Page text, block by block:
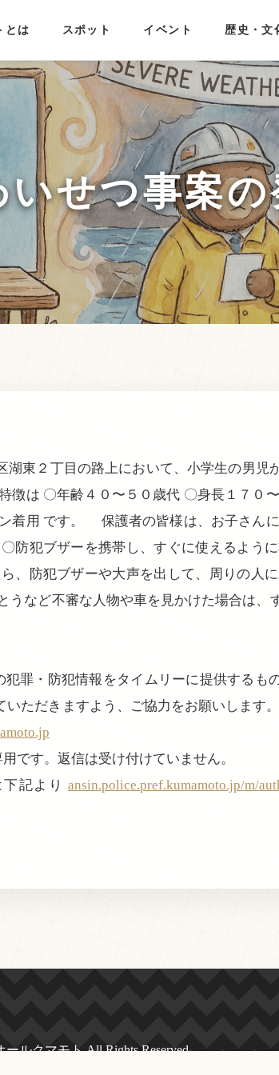
とは スポット イベント 歴史・文
せつ事案の
東２丁目の路上において、小学生の男児
は 〇年齢４０〜５０歳代 〇身長１７０
着用 です。 保護者の皆様は、お子さん
防犯ブザーを携帯し、すぐに使えるよう
、防犯ブザーや大声を出して、周りの人
など不審な人物や車を見かけた場合は、
・防犯情報をタイムリーに提供するも
ただきますよう、ご協力をお願いします
す。返信は受け付けていません。
記より ansin.police.pref.kumamoto.jp/m/
ールクマモト All Rights Reserved.